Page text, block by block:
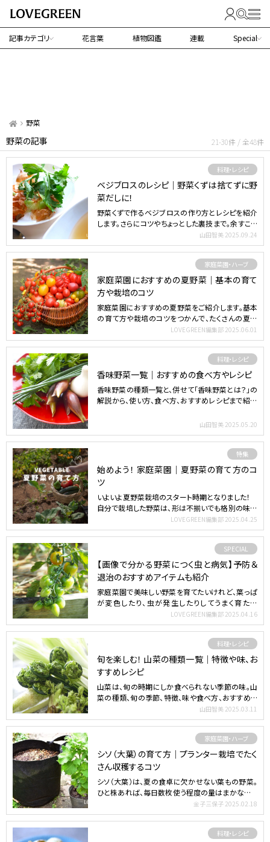
記事カテゴリ 花言葉 植物図鑑 連載 Special
野菜
野菜の記事 21-30件 / 全48件
料理・レシピ
ベジブロスのレシピ｜野菜くずは捨てずに野
菜だしに！
野菜くずで作るベジブロスの作り方とレシピを紹介
します。さらにコツやちょっとした裏技まで。余すこと
山田智美 2025.09.24
家庭菜園・ハーブ
家庭菜園におすすめの夏野菜｜基本の育て
方や栽培のコツ
家庭菜園におすすめの夏野菜をご紹介します。基本
の育て方や栽培のコツをつかんで、たくさんの夏野
LOVEGREEN編集部 2025.06.01
料理・レシピ
香味野菜一覧｜おすすめの食べ方やレシピ
香味野菜の種類一覧と、併せて「香味野菜とは？」の
解説から、使い方、食べ方、おすすめレシピまで紹介
山田智美 2025.05.20
特集
始めよう！ 家庭菜園｜夏野菜の育て方のコ
ツ
いよいよ夏野菜栽培のスタート時期となりました！
自分で栽培した野菜は、形は不揃いでも格別の味わ
LOVEGREEN編集部 2025.04.25
SPECIAL
【画像で分かる野菜につく虫と病気】予防＆
退治のおすすめアイテムも紹介
家庭菜園で美味しい野菜を育てたいけれど、葉っぱ
が変色したり、虫が発生したりしてうまく育たな
LOVEGREEN編集部 2025.04.16
料理・レシピ
旬を楽しむ！ 山菜の種類一覧｜特徴や味、お
すすめレシピ
山菜は、旬の時期にしか食べられない季節の味。山
菜の種類、旬の季節、特徴、味や食べ方、おすすめレ
山田智美 2025.03.11
家庭菜園・ハーブ
シソ（大葉）の育て方｜プランター栽培でたく
さん収穫するコツ
シソ（大葉）は、夏の食卓に欠かせない葉もの野菜。
ひと株あれば、毎日数枚使う程度の量はまかなえる
金子三保子 2025.02.18
料理・レシピ